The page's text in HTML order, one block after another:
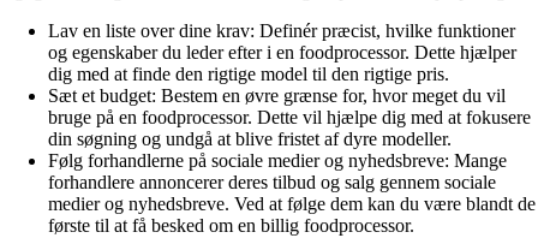
Lav en liste over dine krav: Definér præcist, hvilke funktioner
og egenskaber du leder efter i en foodprocessor. Dette hjælper
dig med at finde den rigtige model til den rigtige pris.
Sæt et budget: Bestem en øvre grænse for, hvor meget du vil
bruge på en foodprocessor. Dette vil hjælpe dig med at fokusere
din søgning og undgå at blive fristet af dyre modeller.
Følg forhandlerne på sociale medier og nyhedsbreve: Mange
forhandlere annoncerer deres tilbud og salg gennem sociale
medier og nyhedsbreve. Ved at følge dem kan du være blandt de
første til at få besked om en billig foodprocessor.